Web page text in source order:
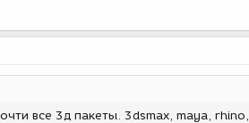
все 3д пакеты. 3dsmax, maya,